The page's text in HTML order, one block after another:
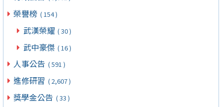
榮譽榜 ( 154 )
武漢榮耀 ( 30 )
武中豪傑 ( 16 )
人事公告 ( 591 )
進修研習 ( 2,607 )
獎學金公告 ( 33 )